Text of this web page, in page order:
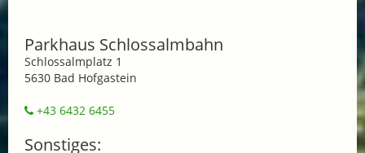
Parkhaus Schlossalmbahn
Schlossalmplatz 1
5630 Bad Hofgastein
+43 6432 6455
Sonstiges: